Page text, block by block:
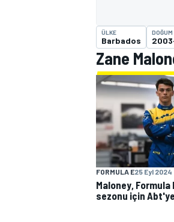
WORLD SUPERBIKE
ÜLKE
Barbados
Zane
FORMULA E25 Eyl 2024
Maloney,
sezonu için